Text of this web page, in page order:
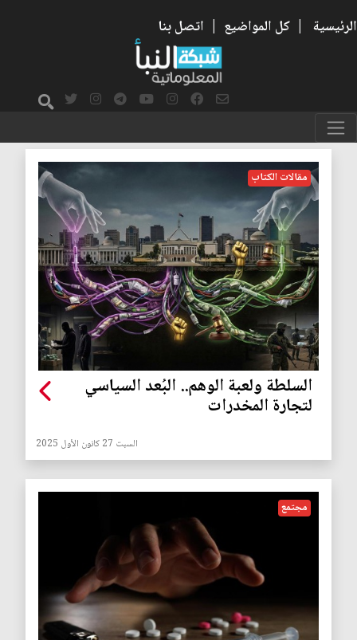
الرئيسية | كل المواضيع | اتصل بنا
المخدرات
مقالات الكتاب
السلطة ولعبة الوهم.. البُعد السياسي
لتجارة المخدرات
السبت 27 كانون الأول 2025
مجتمع